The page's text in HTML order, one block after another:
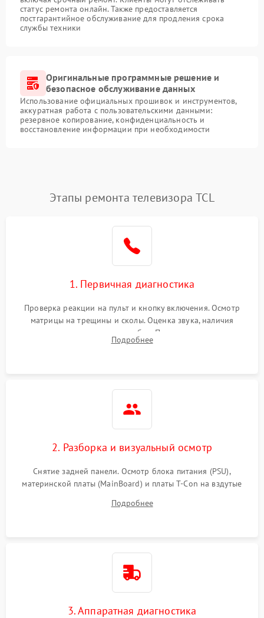
статус ремонта онлайн. Также предоставляется
постгарантийное обслуживание для продления срока
службы техники
Оригинальные программные решение и
безопасное обслуживание данных
Использование официальных прошивок и инструментов,
аккуратная работа с пользовательскими данными:
резервное копирование, конфиденциальность и
восстановление информации при необходимости
Этапы ремонта телевизора TCL
1. Первичная диагностика
Проверка реакции на пульт и кнопку включения. Осмотр
матрицы на трещины и сколы. Оценка звука, наличия
подсветки и индикаторов ошибок. Подключение тестовых
источников сигнала для выявления симптомов поломки.
Подробнее
2. Разборка и визуальный осмотр
Снятие задней панели. Осмотр блока питания (PSU),
материнской платы (MainBoard) и платы T-Con на вздутые
Проверка надежности фиксации и целостности шлейфов.
Подробнее
3. Аппаратная диагностика